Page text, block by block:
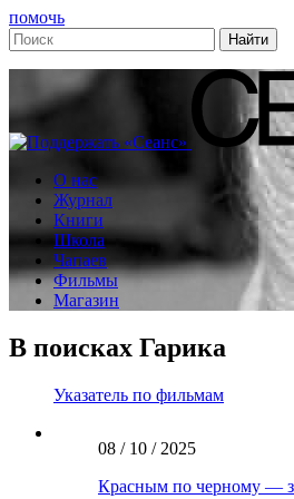
помочь
О нас
Журнал
Книги
Школа
Чапаев
Фильмы
Магазин
В поисках Гарика
Указатель по фильмам
08 / 10 / 2025
Красным по черному —